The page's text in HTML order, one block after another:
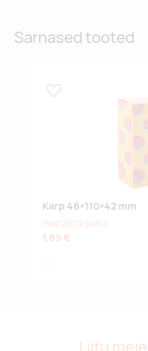
Sarnased tooted
Karp 46×110×42 mm
Hind 250 tk puhul
1,89 €
Liitu